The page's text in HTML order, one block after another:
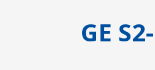
GE